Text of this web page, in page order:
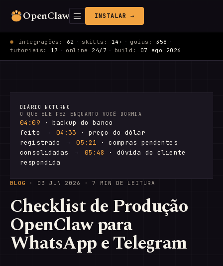
OpenClaw INSTALAR →
integrações: 62 · skills: 14+ · guias: 358 ·
tutoriais: 17 · online 24/7 · build: 07 ago 2026
DIÁRIO NOTURNO
O QUE ELE FEZ ENQUANTO VOCÊ DORMIA
04:09 · backup do banco
feito
04:33 · preço do dólar
registrado
05:21 · compras pendentes
consolidadas
05:48
· dúvida do cliente
respondida
BLOG · 03 JUN 2026 · 7 MIN DE LEITURA
Checklist de Produção
OpenClaw para
WhatsApp e Telegram